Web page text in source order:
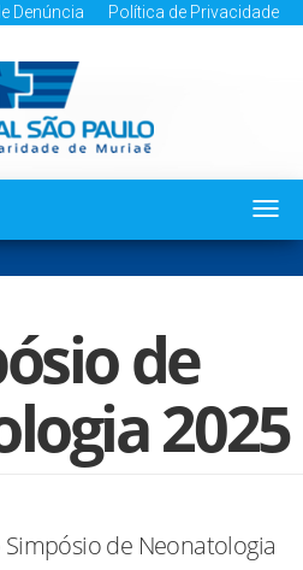
Denúncia Política de Privacidade
de
2025
de Neonatologia